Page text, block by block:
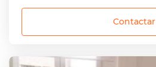
Contactar